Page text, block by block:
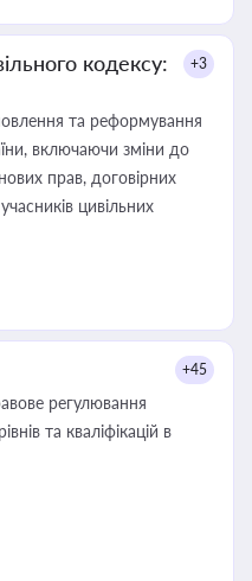
кодексу:
+3
та реформування
включаючи зміни до
прав, договірних
цивільних
+45
регулювання
та кваліфікацій в